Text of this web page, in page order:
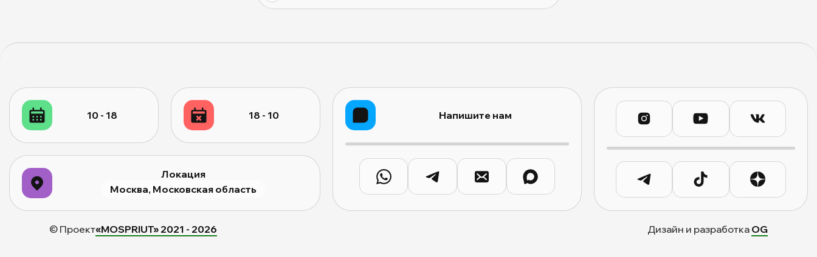
10 - 18 18 - 10
Локация
Москва, Московская область
Напишите нам
© Проект«MOSPRIUT» 2021 - 2026 Дизайн и разработка OG